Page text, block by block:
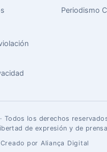
Periodismo
Todos los derechos
de expresión y de
Creado por Aliança Digital